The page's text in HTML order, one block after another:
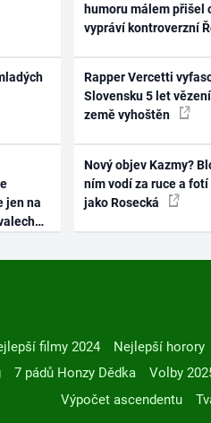
jen na
humoru málem přišel
vypráví kontroverzní
Rapper Vercetti
Slovensku 5 let
země vyhoštěn
Nový objev Kazmy?
ním vodí za ruce a
jako Rosecká
filmy 2024 Nejlepší horory
7 pádů Honzy Dědka Volby
Výpočet ascendentu